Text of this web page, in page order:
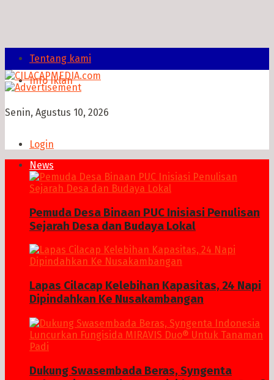
Tentang kami
Info Iklan
Senin, Agustus 10, 2026
Login
News
Pemuda Desa Binaan PUC Inisiasi Penulisan
Sejarah Desa dan Budaya Lokal
Lapas Cilacap Kelebihan Kapasitas, 24 Napi
Dipindahkan Ke Nusakambangan
Dukung Swasembada Beras, Syngenta